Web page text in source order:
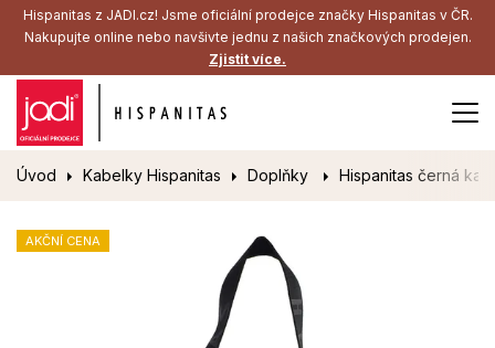
Hispanitas z JADI.cz! Jsme oficiální prodejce značky Hispanitas v ČR.
Nakupujte online nebo navšivte jednu z našich značkových prodejen.
Zjistit více.
Úvod Kabelky Hispanitas Doplňky Hispanitas černá
AKČNÍ CENA